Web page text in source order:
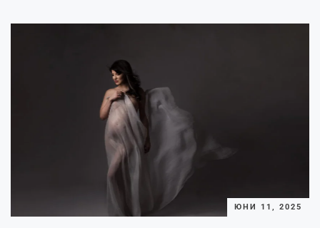
ЮНИ 11, 2025